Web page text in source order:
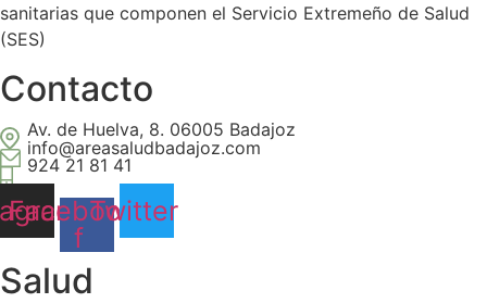
sanitarias que componen el Servicio Extremeño de Salud
(SES)
Contacto
Av. de Huelva, 8. 06005 Badajoz
info@areasaludbadajoz.com
924 21 81 41
Facebook-
f
Twitter
Salud​